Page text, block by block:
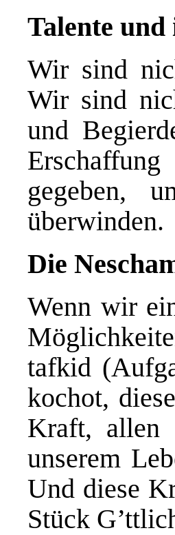
Talente
Wir sind
Wir sind
und
gegeben,
überwinden.
Die
Wenn wir
tafkid
kochot,
Kraft, allen
unserem
Und diese
Stück